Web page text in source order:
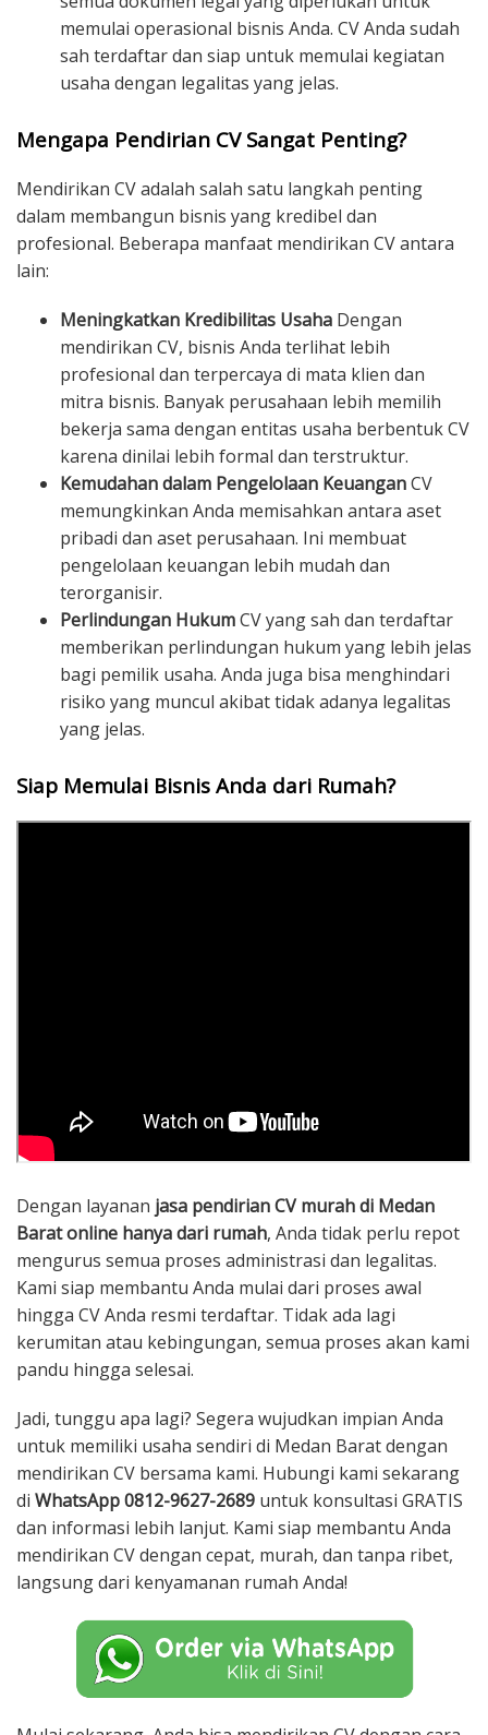
memulai operasional bisnis Anda. CV Anda sudah
sah terdaftar dan siap untuk memulai kegiatan
usaha dengan legalitas yang jelas.
Mengapa Pendirian CV Sangat Penting?
Mendirikan CV adalah salah satu langkah penting
dalam membangun bisnis yang kredibel dan
profesional. Beberapa manfaat mendirikan CV antara
lain:
Meningkatkan Kredibilitas Usaha Dengan
mendirikan CV, bisnis Anda terlihat lebih
profesional dan terpercaya di mata klien dan
mitra bisnis. Banyak perusahaan lebih memilih
bekerja sama dengan entitas usaha berbentuk CV
karena dinilai lebih formal dan terstruktur.
Kemudahan dalam Pengelolaan KeuanganCV
memungkinkan Anda memisahkan antara aset
pribadi dan aset perusahaan. Ini membuat
pengelolaan keuangan lebih mudah dan
terorganisir.
Perlindungan HukumCV yang sah dan terdaftar
memberikan perlindungan hukum yang lebih jelas
bagi pemilik usaha. Anda juga bisa menghindari
risiko yang muncul akibat tidak adanya legalitas
yang jelas.
Siap Memulai Bisnis Anda dari Rumah?
Dengan layanan jasa pendirian CV murah di Medan
Barat online hanya dari rumah, Anda tidak perlu repot
mengurus semua proses administrasi dan legalitas.
Kami siap membantu Anda mulai dari proses awal
hingga CV Anda resmi terdaftar. Tidak ada lagi
kerumitan atau kebingungan, semua proses akan kami
pandu hingga selesai.
Jadi, tunggu apa lagi? Segera wujudkan impian Anda
untuk memiliki usaha sendiri di Medan Barat dengan
mendirikan CV bersama kami. Hubungi kami sekarang
di WhatsApp 0812-9627-2689 untuk konsultasi GRATIS
dan informasi lebih lanjut. Kami siap membantu Anda
mendirikan CV dengan cepat, murah, dan tanpa ribet,
langsung dari kenyamanan rumah Anda!